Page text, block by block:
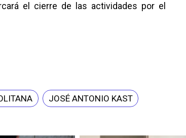
el cierre de las actividades por el
JOSÉ ANTONIO KAST